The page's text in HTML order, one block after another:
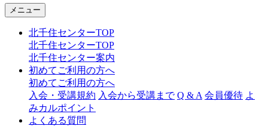
ャ
メニュー
北千住センターTOP
北千住センターTOP
北千住センター案内
初めてご利用の方へ
初めてご利用の方へ
入会・受講規約 入会から受講まで Q & A 会員優待 よ
みカルポイント
よくある質問